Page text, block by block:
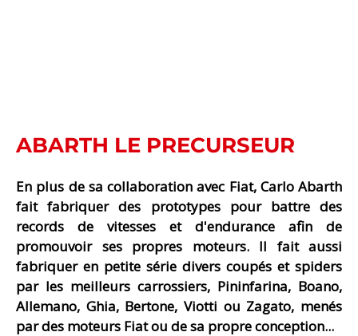
ABARTH LE PRECURSEUR
En plus de sa collaboration avec Fiat, Carlo Abarth
fait fabriquer des prototypes pour battre des
records de vitesses et d'endurance afin de
promouvoir ses propres moteurs. Il fait aussi
fabriquer en petite série divers coupés et spiders
par les meilleurs carrossiers, Pininfarina, Boano,
Allemano, Ghia, Bertone, Viotti ou Zagato, menés
par des moteurs Fiat ou de sa propre conception...